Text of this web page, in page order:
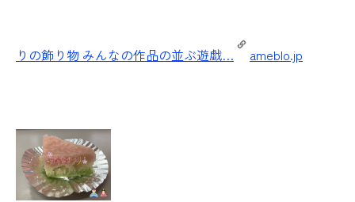
りの飾り物 みんなの作品の並ぶ遊戯… ameblo.jp